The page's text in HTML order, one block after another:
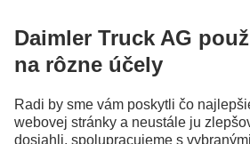
ZOSTAŇTE V KONTAKTE.
kanáloch.